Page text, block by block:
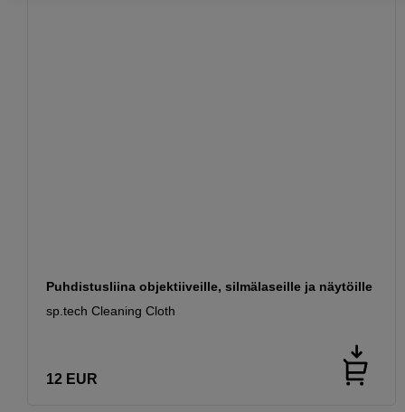
Puhdistusliina objektiiveille, silmälaseille ja näytöille
sp.tech Cleaning Cloth
12 EUR